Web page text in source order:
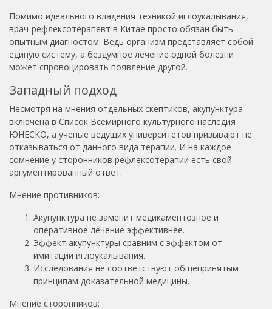
Помимо идеального владения техникой иглоукалывания,
врач-рефлексотерапевт в Китае просто обязан быть
опытным диагностом. Ведь организм представляет собой
единую систему, а бездумное лечение одной болезни
может спровоцировать появление другой.
Западный подход
Несмотря на мнения отдельных скептиков, акупунктура
включена в Список Всемирного культурного наследия
ЮНЕСКО, а ученые ведущих университетов призывают не
отказываться от данного вида терапии. И на каждое
сомнение у сторонников рефлексотерапии есть свой
аргументированный ответ.
Мнение противников:
Акупунктура не заменит медикаментозное и
оперативное лечение эффективнее.
Эффект акупунктуры сравним с эффектом от
имитации иглоукалывания.
Исследования не соответствуют общепринятым
принципам доказательной медицины.
Мнение сторонников: